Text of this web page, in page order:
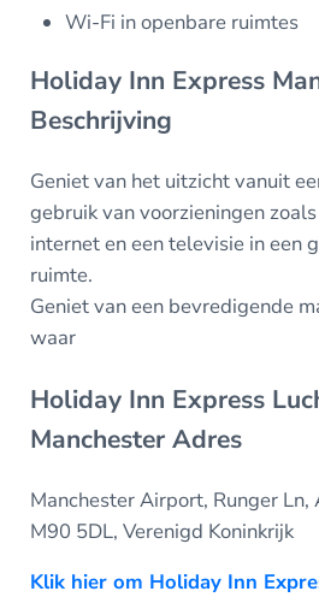
Wi-Fi in openbare ruimtes
Holiday Inn Express
Beschrijving
Geniet van het uitzicht vanuit
gebruik van voorzieningen
internet en een televisie in een
ruimte.
Geniet van een bevredigende
waar
Holiday Inn Express
Manchester Adres
Manchester Airport, Runger
M90 5DL, Verenigd Koninkrijk
Klik hier om Holiday Inn